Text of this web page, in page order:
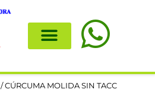
/ CÚRCUMA MOLIDA SIN TACC